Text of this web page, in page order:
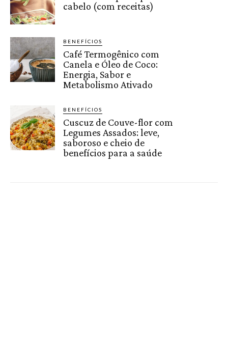
cabelo (com receitas)
BENEFÍCIOS
Café Termogênico com
Canela e Óleo de Coco:
Energia, Sabor e
Metabolismo Ativado
BENEFÍCIOS
Cuscuz de Couve-flor com
Legumes Assados: leve,
saboroso e cheio de
benefícios para a saúde